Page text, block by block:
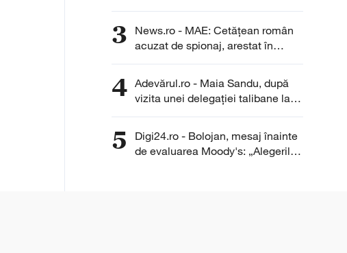
Transgaz, Transelectrica și
posturi scoase la concurs
3
News.ro - MAE: Cetăţean român
acuzat de spionaj, arestat în
Germania/ Nu au fost înregistrate
din partea cetăţeanului sau a
familiei sale
4 Adevărul.ro - Maia Sandu, după
vizita unei delegației talibane la
Chișinău: „Este rușinos că
documentează”
5
Digi24.ro - Bolojan, mesaj înainte
de evaluarea Moody's: „Alegerile